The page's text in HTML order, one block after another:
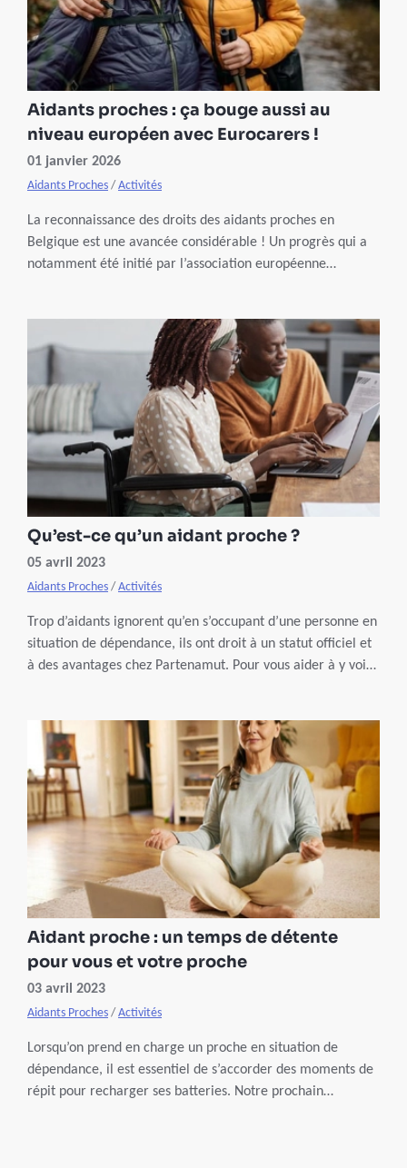
Aidants proches : ça bouge aussi au
niveau européen avec Eurocarers !
01 janvier 2026
Aidants Proches / Activités
La reconnaissance des droits des aidants proches en
Belgique est une avancée considérable ! Un progrès qui a
notamment été initié par l’association européenne
Qu’est-ce qu’un aidant proche ?
05 avril 2023
Aidants Proches / Activités
Trop d’aidants ignorent qu’en s’occupant d’une personne en
situation de dépendance, ils ont droit à un statut officiel et
à des avantages chez Partenamut. Pour vous aider à y voir
Aidant proche : un temps de détente
pour vous et votre proche
03 avril 2023
Aidants Proches / Activités
Lorsqu’on prend en charge un proche en situation de
dépendance, il est essentiel de s’accorder des moments de
répit pour recharger ses batteries. Notre prochain